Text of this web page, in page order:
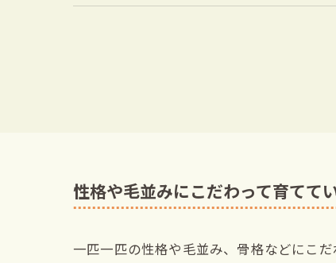
性格や毛並みにこだわって育てて
一匹一匹の性格や毛並み、骨格などにこ